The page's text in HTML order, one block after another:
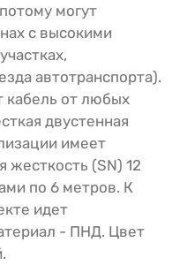
могут
с высокими
автотранспорта).
от любых
двустенная
имеет
жесткость (SN) 12
по 6 метров. К
идет
- ПНД. Цвет